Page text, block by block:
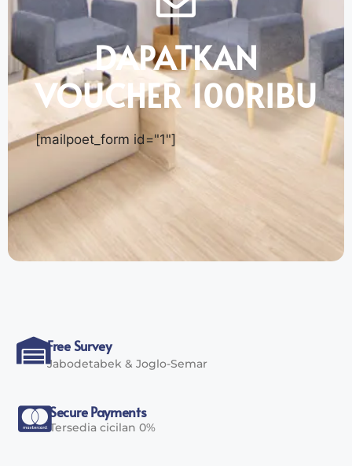
DAPATKAN
VOUCHER 100RIBU
[mailpoet_form id="1"]
Free Survey
Jabodetabek & Joglo-Semar
Secure Payments
Tersedia cicilan 0%